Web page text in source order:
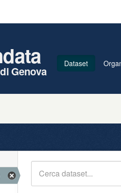
Genova
Dataset